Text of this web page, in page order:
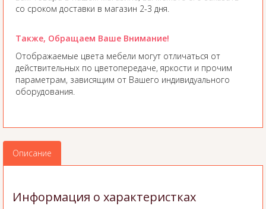
со сроком доставки в магазин 2-3 дня.
Также, Обращаем Ваше Внимание!
Отображаемые цвета мебели могут отличаться от
действительных по цветопередаче, яркости и прочим
параметрам, зависящим от Вашего индивидуального
оборудования.
Описание
Информация о характеристках